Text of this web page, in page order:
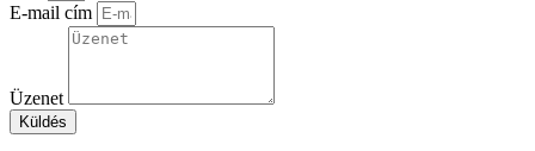
E-mail cím
Üzenet
Küldés